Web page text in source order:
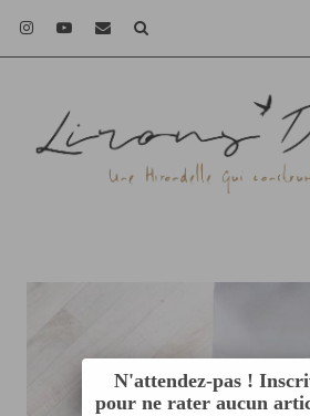
N'attendez-pas !
pour ne rater aucun